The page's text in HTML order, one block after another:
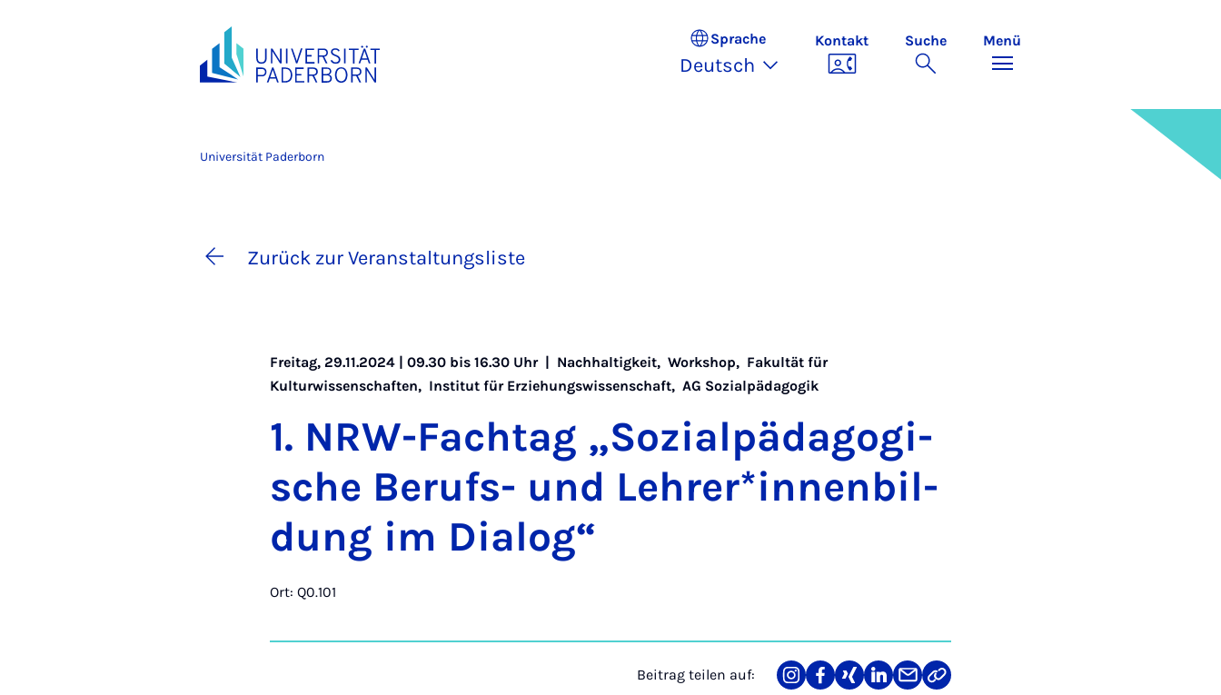
Sprache
Deutsch
Kontakt Suche Menü
Universität Paderborn
Zurück zur Veranstaltungsliste
Freitag, 29.11.2024 | 09.30 bis 16.30 Uhr | Nachhaltigkeit,Workshop, Fakultät für
Kulturwissenschaften, Institut für Erziehungswissenschaft,AG Sozialpädagogik
1. NRW-Fach­tag „So­zi­al­päd­ago­gi­
sche Be­rufs- und Leh­rer*in­nen­bil­
dung im Di­a­log“
Ort: Q0.101
Beitrag teilen auf:
TeilenTeilenTeilenTeilenTeilenLink